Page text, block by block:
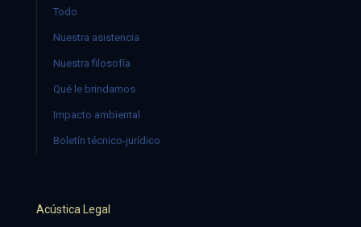
Todo
Nuestra asistencia
Nuestra filosofía
Qué le brindamos
Impacto ambiental
Boletín técnico-jurídico
Acústica Legal